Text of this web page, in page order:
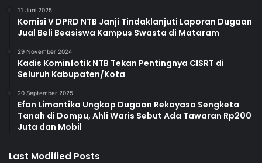
11 Juni 2025
Komisi V DPRD NTB Janji Tindaklanjuti Laporan Dugaan
Jual Beli Beasiswa Kampus Swasta di Mataram
29 November 2024
Kadis Kominfotik NTB Tekan Pentingnya CISRT di
Seluruh Kabupaten/Kota
20 September 2025
Efan Limantika Ungkap Dugaan Rekayasa Sengketa
Tanah di Dompu, Ahli Waris Sebut Ada Tawaran Rp200
Juta dan Mobil
Last Modified Posts